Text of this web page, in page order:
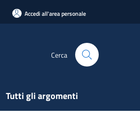
Accedi all'area personale
Cerca
Tutti gli argomenti